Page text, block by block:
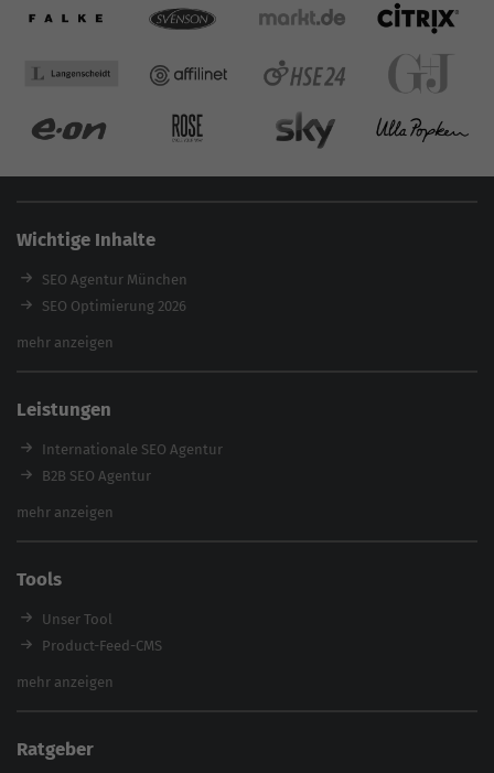
Wichtige Inhalte
SEO Agentur München
SEO Optimierung 2026
Backlink-Audit 2026
Referenzen
E-Books
Magazin
mehr anzeigen
Leistungen
Internationale SEO Agentur
B2B SEO Agentur
Inhouse SEO Agentur
Enterprise SEO Agentur
Workshops
mehr anzeigen
Tools
Unser Tool
Product-Feed-CMS
Website Analyse
Backlink-Check
mehr anzeigen
Ratgeber